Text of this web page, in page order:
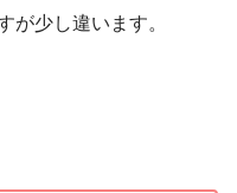
が少し違います。